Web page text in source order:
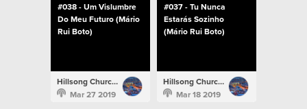
#038 - Um Vislumbre
Do Meu Futuro (Mário
Rui Boto)
Hillsong Church Portugal
Mar 27 2019
#037 - Tu Nunca
Estarás Sozinho
(Mário Rui Boto)
Hillsong Church Portugal
Mar 18 2019